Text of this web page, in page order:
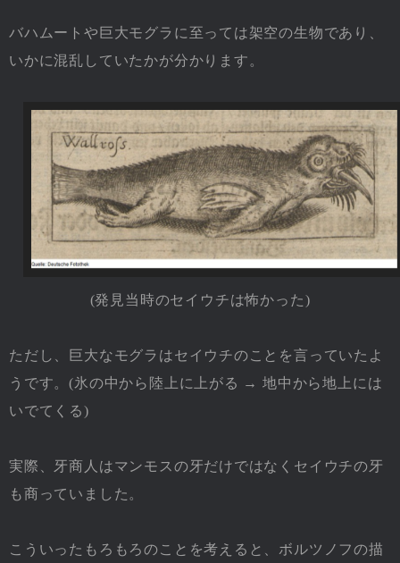
バハムートや巨大モグラに至っては架空の生物であり、
いかに混乱していたかが分かります。
(発見当時のセイウチは怖かった)
ただし、巨大なモグラはセイウチのことを言っていたよ
うです。(氷の中から陸上に上がる → 地中から地上には
いでてくる)
実際、牙商人はマンモスの牙だけではなくセイウチの牙
も商っていました。
こういったもろもろのことを考えると、ボルツノフの描